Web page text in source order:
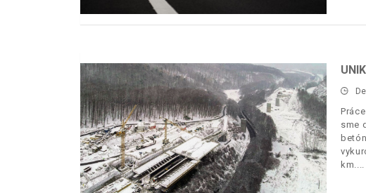
sme
km.